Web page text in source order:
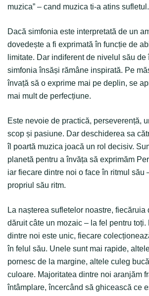
muzica” – cand muzica ti-a atins sufletul.
Dacă simfonia este interpretată de un
dovedește a fi exprimată în funcție de
limitate. Dar indiferent de nivelul său de
simfonia însăși rămâne inspirată. Pe
învață să o exprime mai pe deplin, se
mai mult de perfecțiune.
Este nevoie de practică, perseverență,
scop și pasiune. Dar deschiderea sa
îl poartă muzica joacă un rol decisiv.
planetă pentru a învăța să exprimăm
iar fiecare dintre noi o face în ritmul său
propriul său ritm.
La nașterea sufletelor noastre, fiecăruia
dăruit câte un mozaic – la fel pentru toți.
dintre noi este unic, fiecare
în felul său. Unele sunt mai rapide,
pornesc de la margine, altele culeg
culoare. Majoritatea dintre noi aranjăm
întâmplare, încercând să ghicească ce